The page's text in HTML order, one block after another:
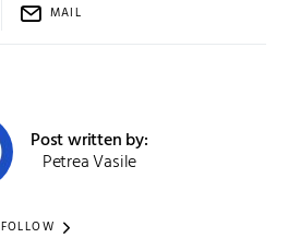
MAIL
Post written by:
Petrea Vasile
FOLLOW